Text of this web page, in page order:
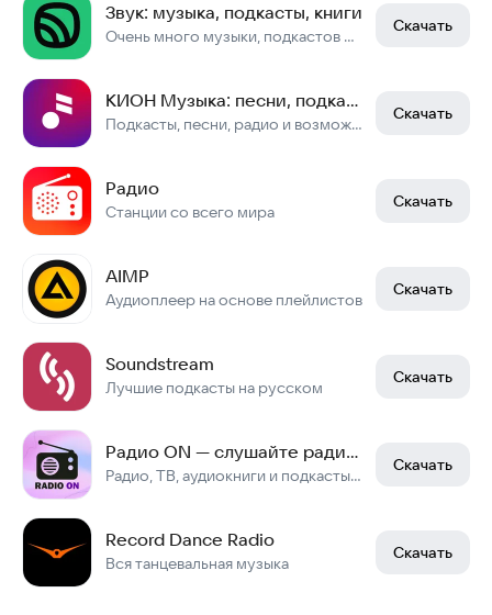
Звук: музыка, подкасты, книги
Очень много музыки, подкастов и аудиокниг! Слушайте музыку даже без интернета
Скачать
КИОН Музыка: песни, подкасты
Подкасты, песни, радио и возможность слушать музыку бесплатно и без интернета
Скачать
Радио
Станции со всего мира
Скачать
AIMP
Аудиоплеер на основе плейлистов
Скачать
Soundstream
Лучшие подкасты на русском
Скачать
Радио ON — слушайте радио, книги и смотрите ТВ
Радио, ТВ, аудиокниги и подкасты — всё в одном приложении
Скачать
Record Dance Radio
Вся танцевальная музыка
Скачать